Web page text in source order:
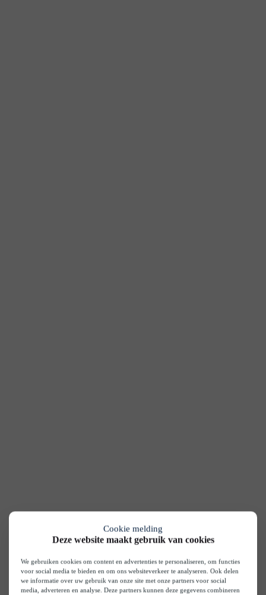
Cookie melding
Deze website maakt gebruik van cookies
We gebruiken cookies om content en advertenties te personaliseren, om functies
voor social media te bieden en om ons websiteverkeer te analyseren. Ook delen
we informatie over uw gebruik van onze site met onze partners voor social
media, adverteren en analyse. Deze partners kunnen deze gegevens combineren